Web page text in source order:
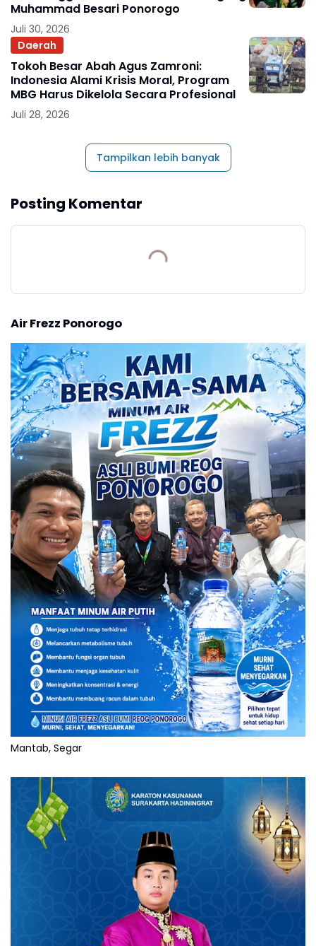
Muhammad Besari Ponorogo
Juli 30, 2026
Daerah
Tokoh Besar Abah Agus Zamroni:
Indonesia Alami Krisis Moral, Program
MBG Harus Dikelola Secara Profesional
Juli 28, 2026
Tampilkan lebih banyak
Posting Komentar
Air Frezz Ponorogo
Mantab, Segar